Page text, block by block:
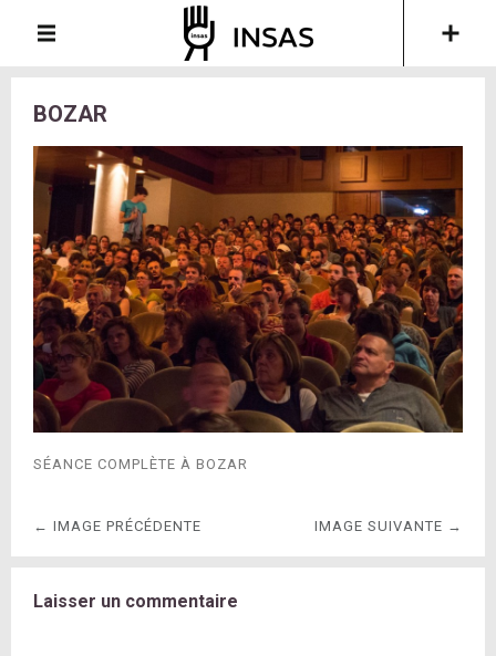
BOZAR
SÉANCE COMPLÈTE À BOZAR
← IMAGE PRÉCÉDENTE IMAGE SUIVANTE →
Laisser un commentaire